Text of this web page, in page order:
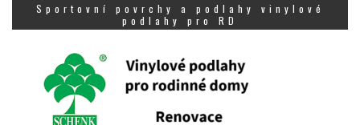
Sportovní povrchy a podlahy vinylové
podlahy pro RD